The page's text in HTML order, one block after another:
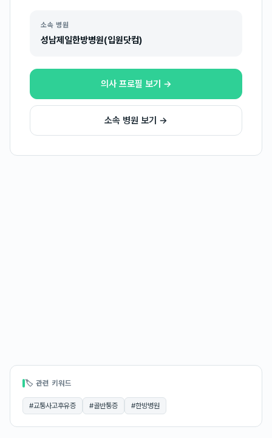
소속 병원
성남제일한방병원(입원닷컴)
의사 프로필 보기 →
소속 병원 보기 →
🏷 관련 키워드
#교통사고후유증 #골반통증 #한방병원